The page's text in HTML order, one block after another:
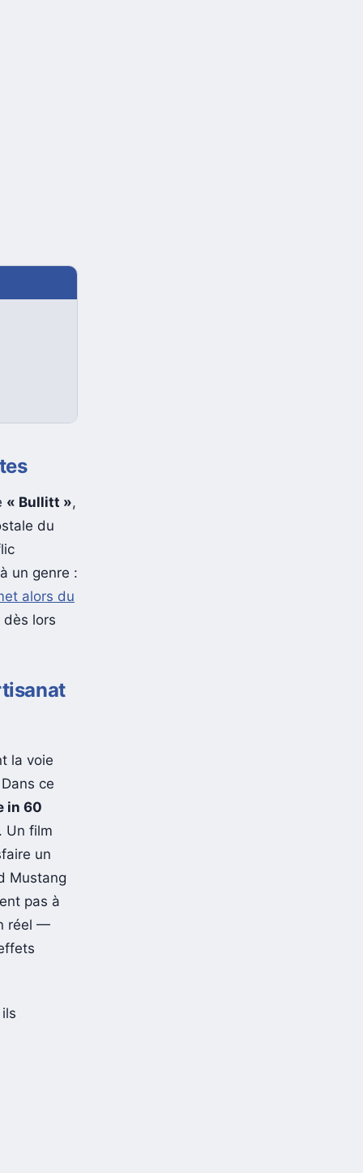
« Bullitt »,
du
un genre :
alors du
dès lors
la voie
ce
in 60
Un film
un
Mustang
pas à
réel —